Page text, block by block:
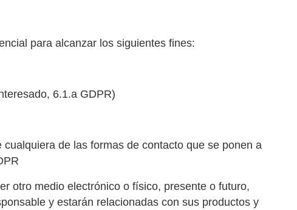
para alcanzar los siguientes fines:
6.1.a GDPR)
de las formas de contacto que se ponen a
otro medio electrónico o físico, presente o futuro,
y estarán relacionadas con sus productos y